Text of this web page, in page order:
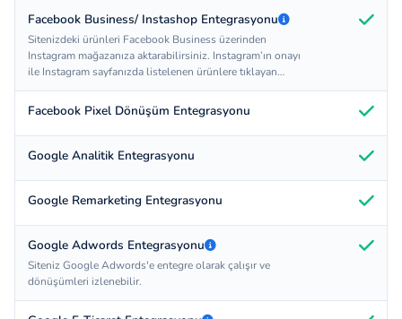
Facebook Business/ Instashop Entegrasyonu
Sitenizdeki ürünleri Facebook Business üzerinden
Instagram mağazanıza aktarabilirsiniz. Instagram’ın onayı
ile Instagram sayfanızda listelenen ürünlere tıklayan
müşteriler sitenizde ilgili ürüne direkt ulaşarak alım işlemi
yapabilirler.
Facebook Pixel Dönüşüm Entegrasyonu
Google Analitik Entegrasyonu
Google Remarketing Entegrasyonu
Google Adwords Entegrasyonu
Siteniz Google Adwords'e entegre olarak çalışır ve
dönüşümleri izlenebilir.